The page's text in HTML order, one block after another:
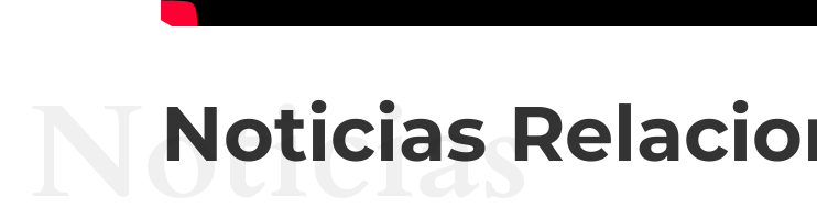
Noticias
Noticias